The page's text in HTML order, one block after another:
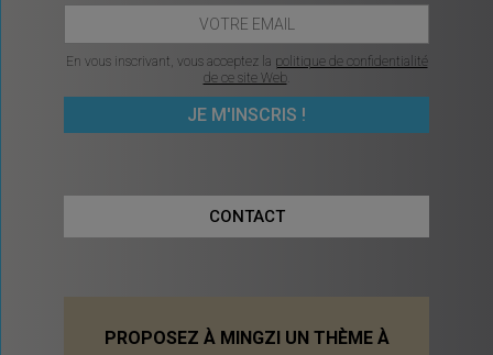
En vous inscrivant, vous acceptez la politique de confidentialité
de ce site Web.
CONTACT
PROPOSEZ À MINGZI UN THÈME À